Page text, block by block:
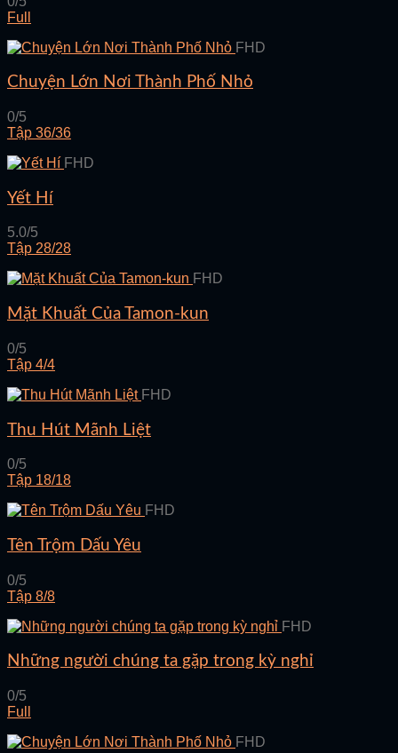
Full
FHD
Chuyện Lớn Nơi Thành Phố Nhỏ
0/5
Tập 36/36
FHD
Yết Hí
5.0/5
Tập 28/28
FHD
Mặt Khuất Của Tamon-kun
0/5
Tập 4/4
FHD
Thu Hút Mãnh Liệt
0/5
Tập 18/18
FHD
Tên Trộm Dấu Yêu
0/5
Tập 8/8
FHD
Những người chúng ta gặp trong kỳ nghỉ
0/5
Full
FHD